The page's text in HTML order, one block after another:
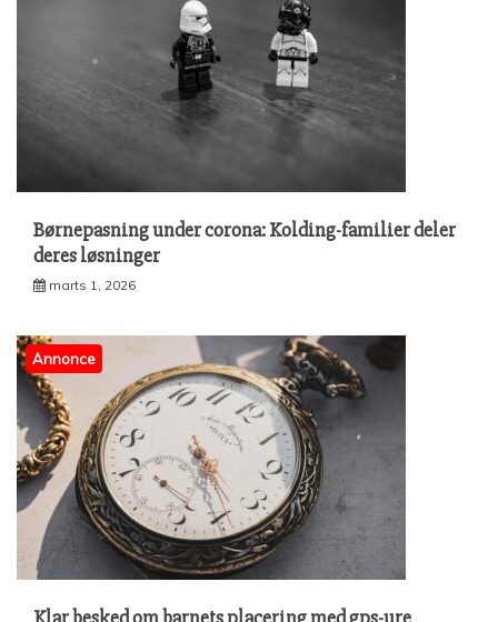
Børnepasning under corona: Kolding-familier deler
deres løsninger
marts 1, 2026
Annonce